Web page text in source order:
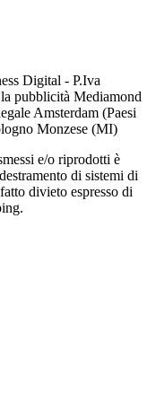
Digital - P.Iva
pubblicità Mediamond
Amsterdam (Paesi
Monzese (MI)
e/o riprodotti è
di sistemi di
divieto espresso di